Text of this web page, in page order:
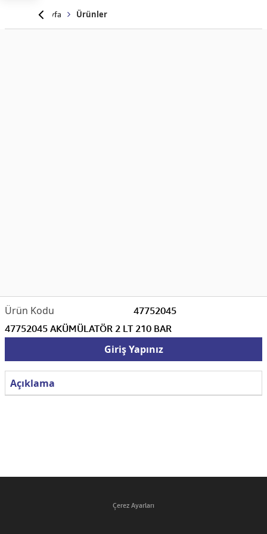
Anasayfa Ürünler
47752045
47752045 AKÜMÜLATÖR 2 LT 210 BAR
Giriş Yapınız
Açıklama
Çerez Ayarları